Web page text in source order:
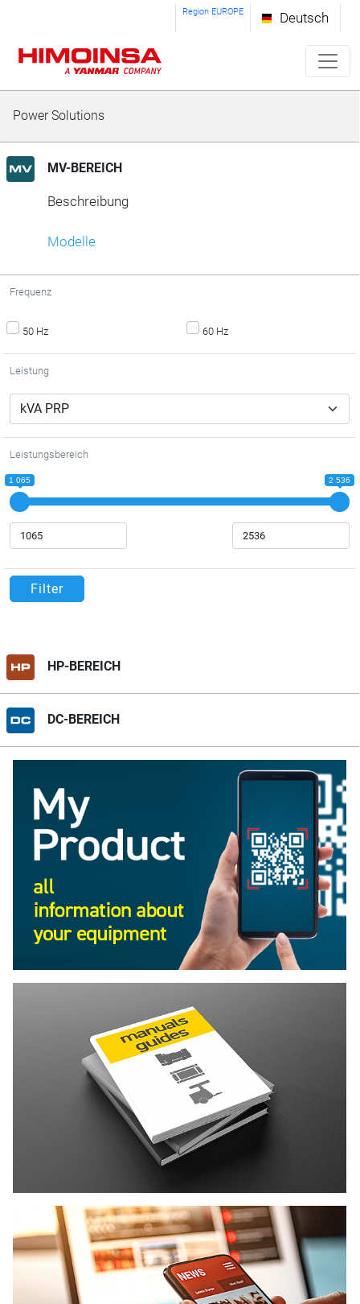
Region EUROPE Deutsch
Power Solutions
MV-BEREICH
Beschreibung
Modelle
Frequenz
50 Hz 60 Hz
Leistung
Leistungsbereich
1 065 2 536
Filter
HP-BEREICH
DC-BEREICH